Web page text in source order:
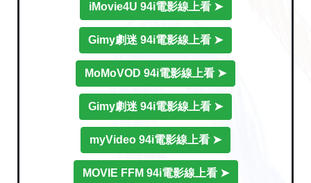
iMovie4U 94i電影線上看 ➤
Gimy劇迷 94i電影線上看 ➤
MoMoVOD 94i電影線上看 ➤
Gimy劇迷 94i電影線上看 ➤
myVideo 94i電影線上看 ➤
MOVIE FFM 94i電影線上看 ➤